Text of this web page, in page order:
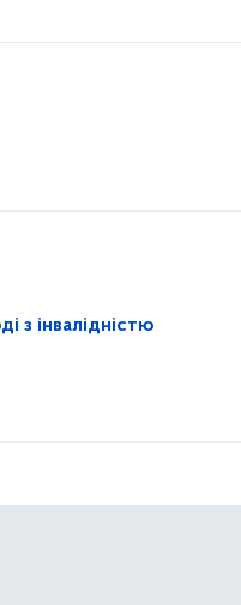
з інвалідністю